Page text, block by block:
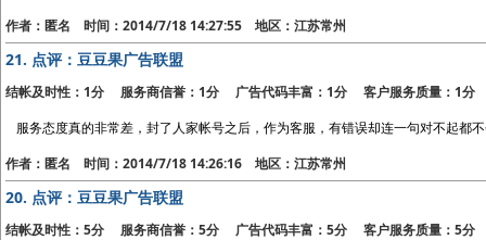
作者：匿名 时间：2014/7/18 14:27:55 地区：江苏常州
21. 点评：豆豆果广告联盟
结帐及时性：1分 服务商信誉：1分 广告代码丰富：1分 客户服务质量：1分
服务态度真的非常差，封了人家帐号之后，作为客服，有错误却连一句对不起都
作者：匿名 时间：2014/7/18 14:26:16 地区：江苏常州
20. 点评：豆豆果广告联盟
结帐及时性：5分 服务商信誉：5分 广告代码丰富：5分 客户服务质量：5分